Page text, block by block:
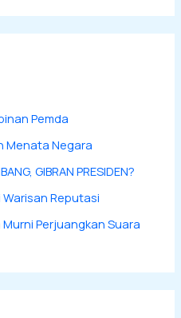
Pemda
Menata Negara
GIBRAN PRESIDEN?
Reputasi
Perjuangkan Suara